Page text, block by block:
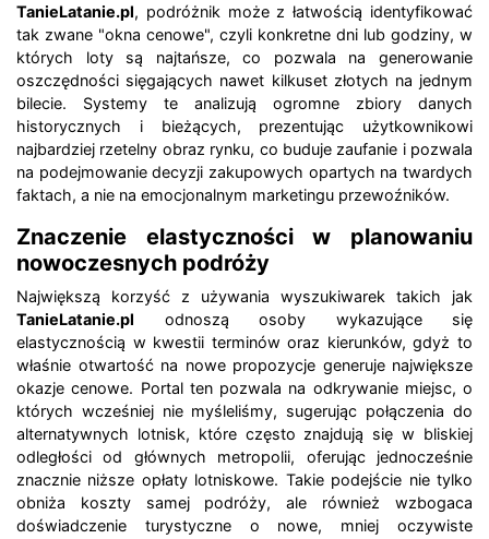
TanieLatanie.pl, podróżnik może z łatwością identyfikować
tak zwane "okna cenowe", czyli konkretne dni lub godziny, w
których loty są najtańsze, co pozwala na generowanie
oszczędności sięgających nawet kilkuset złotych na jednym
bilecie. Systemy te analizują ogromne zbiory danych
historycznych i bieżących, prezentując użytkownikowi
najbardziej rzetelny obraz rynku, co buduje zaufanie i pozwala
na podejmowanie decyzji zakupowych opartych na twardych
faktach, a nie na emocjonalnym marketingu przewoźników.
Znaczenie elastyczności w planowaniu
nowoczesnych podróży
Największą korzyść z używania wyszukiwarek takich jak
TanieLatanie.pl odnoszą osoby wykazujące się
elastycznością w kwestii terminów oraz kierunków, gdyż to
właśnie otwartość na nowe propozycje generuje największe
okazje cenowe. Portal ten pozwala na odkrywanie miejsc, o
których wcześniej nie myśleliśmy, sugerując połączenia do
alternatywnych lotnisk, które często znajdują się w bliskiej
odległości od głównych metropolii, oferując jednocześnie
znacznie niższe opłaty lotniskowe. Takie podejście nie tylko
obniża koszty samej podróży, ale również wzbogaca
doświadczenie turystyczne o nowe, mniej oczywiste